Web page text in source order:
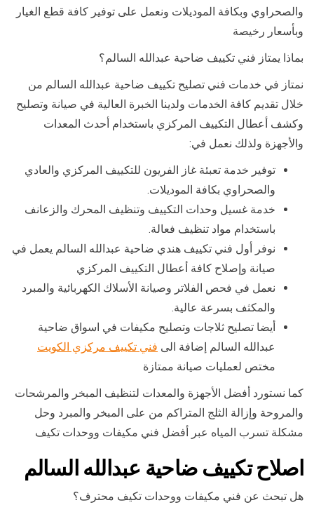
والصحراوي وبكافة الموديلات ونعمل على توفير كافة قطع الغيار
وبأسعار رخيصة
بماذا يمتاز فني تكييف ضاحية عبدالله السالم؟
نمتاز في خدمات فني تصليح تكييف ضاحية عبدالله السالم من
خلال تقديم كافة الخدمات ولدينا الخبرة العالية في صيانة وتصليح
وكشف أعطال التكييف المركزي باستخدام أحدث المعدات
والأجهزة ولذلك نعمل في:
توفير خدمة تعبئة غاز الفريون للتكييف المركزي والعادي
والصحراوي بكافة الموديلات.
خدمة غسيل وحدات التكييف وتنظيف المحرك والزعانف
باستخدام مواد تنظيف فعالة.
نوفر أول فني تكييف هندي ضاحية عبدالله السالم يعمل في
صيانة وإصلاح كافة أعطال التكييف المركزي
نعمل في فحص الفلاتر وصيانة الأسلاك الكهربائية والمبرد
والمكثف بسرعة عالية.
أيضا تصليح ثلاجات وتصليح مكيفات في اسواق ضاحية
عبدالله السالم إضافة الى فني تكييف مركزي الكويت
مختص لعمليات صيانة ممتازة
كما نستورد أفضل الأجهزة والمعدات لتنظيف المبخر والمرشحات
والمروحة وإزالة الثلج المتراكم من على المبخر والمبرد وحل
مشكلة تسرب المياه عبر أفضل فني مكيفات ووحدات تكيف
اصلاح تكييف ضاحية عبدالله السالم
هل تبحث عن فني مكيفات ووحدات تكيف محترف؟